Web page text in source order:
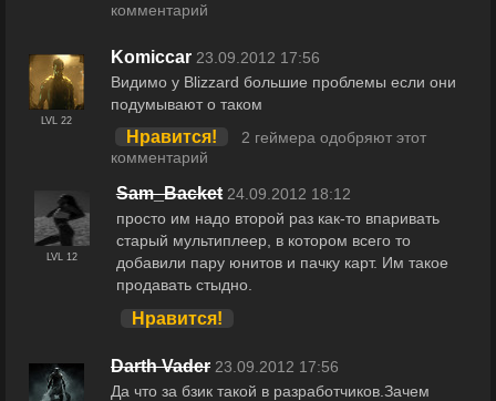
комментарий
LVL 22
Komiccar 23.09.2012 17:56
Видимо у Blizzard большие проблемы если они
подумывают о таком
Нравится!
2 геймера одобряют этот
комментарий
LVL 12
Sam_Backet 24.09.2012 18:12
просто им надо второй раз как-то впаривать
старый мультиплеер, в котором всего то
добавили пару юнитов и пачку карт. Им такое
продавать стыдно.
Нравится!
Darth Vader 23.09.2012 17:56
Да что за бзик такой в разработчиков.Зачем